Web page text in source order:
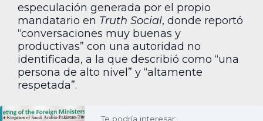
especulación generada por el propio
mandatario en Truth Social, donde reportó
“conversaciones muy buenas y
productivas” con una autoridad no
identificada, a la que describió como “una
persona de alto nivel” y “altamente
respetada”.
Te podría interesar: